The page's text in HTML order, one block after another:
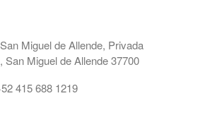
San Miguel de Allende, Privada
San Miguel de Allende 37700
415 688 1219